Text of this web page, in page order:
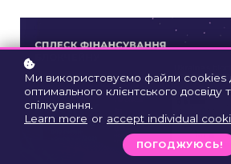
Ми використовуємо файли cookies
оптимального клієнтського
спілкування.
Learn more or accept individual
ПОГОДЖУЮСЬ!